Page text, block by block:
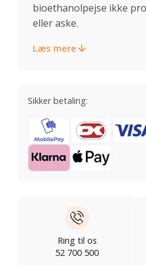
bioethanolpejse ikke
eller aske.
Læs mere
Sikker betaling:
Ring til os
52 700 500